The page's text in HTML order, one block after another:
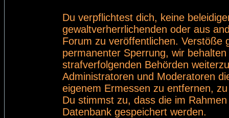
Du verpflichtest dich, keine
gewaltverherrlichenden oder aus
Forum zu veröffentlichen. Verstöße
permanenter Sperrung, wir
strafverfolgenden Behörden
Administratoren und Moderatoren
eigenem Ermessen zu entfernen,
Du stimmst zu, dass die im
Datenbank gespeichert werden.